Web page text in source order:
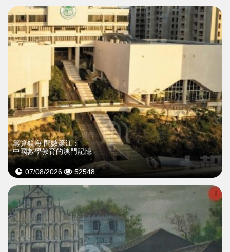
籌算鏡海 問數濠江：
中國數學教育的澳門記憶
07/08/2026 52548